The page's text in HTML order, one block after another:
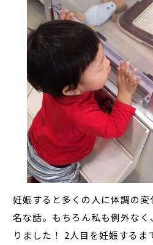
妊娠すると多くの人に体調の
名な話。もちろん私も例外な
りました！ 2人目を妊娠するま